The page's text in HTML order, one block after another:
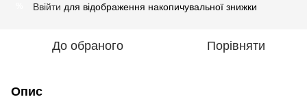
Ввійти для відображення накопичувальної знижки
До обраного Порівняти
Опис